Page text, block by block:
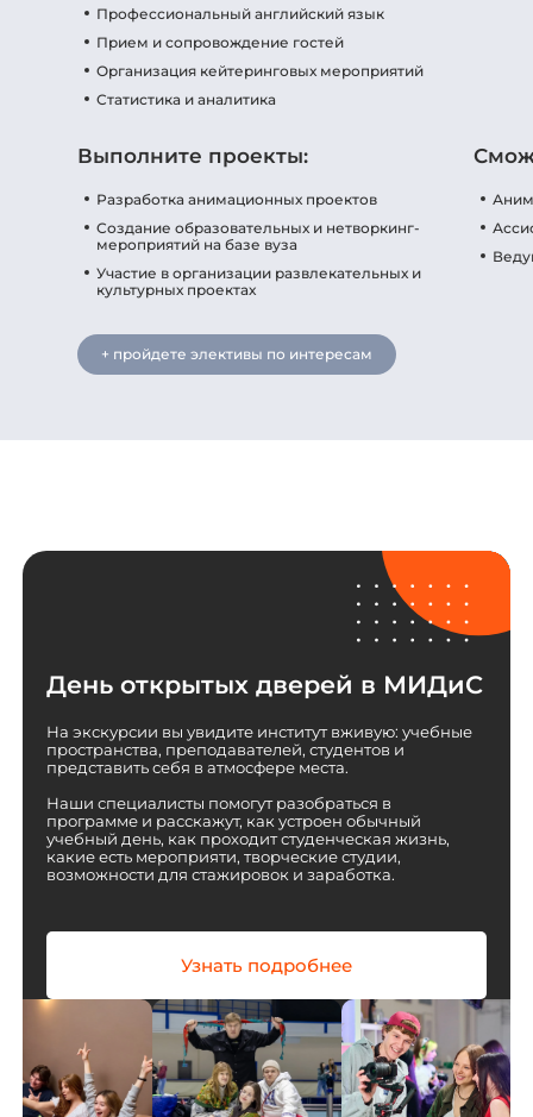
Профессиональный английский язык
Прием и сопровождение гостей
Организация кейтеринговых мероприятий
Статистика и аналитика
Выполните проекты:
Разработка анимационных проектов
Создание образовательных и нетворкинг-
мероприятий на базе вуза
Участие в организации развлекательных и
культурных проектах
+ пройдете элективы по интересам
День открытых дверей в МИДиС
На экскурсии вы увидите институт вживую: учебные
пространства, преподавателей, студентов и
представить себя в атмосфере места.
Наши специалисты помогут разобраться в
программе и расскажут, как устроен обычный
учебный день, как проходит студенческая жизнь,
какие есть мероприяти, творческие студии,
возможности для стажировок и заработка.
Узнать подробнее